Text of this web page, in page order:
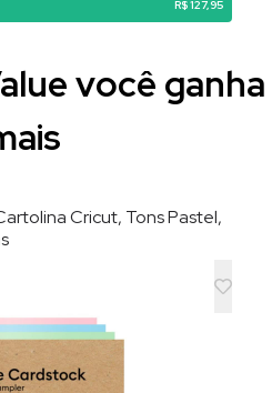
R$ 127,95
você ganha
Cricut, Tons Pastel,